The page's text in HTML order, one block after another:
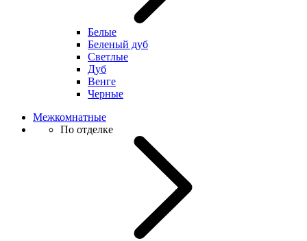
Белые
Беленый дуб
Светлые
Дуб
Венге
Черные
Межкомнатные
По отделке